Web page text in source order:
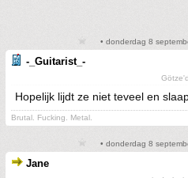
• donderdag 8
-_Guitarist_-
Hopelijk lijdt ze niet teveel en
Brutal. Fucking. Metal.
• donderdag 8
Jane